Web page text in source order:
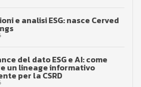
e analisi ESG: nasce Cerved
del dato ESG e AI: come
un lineage informativo
per la CSRD